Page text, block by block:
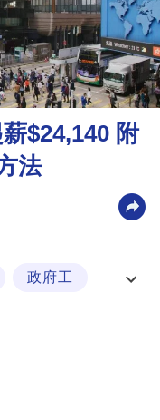
$24,140 附
法
政府工